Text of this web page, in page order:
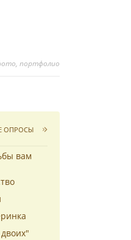
портфолио
ОПРОСЫ
вам